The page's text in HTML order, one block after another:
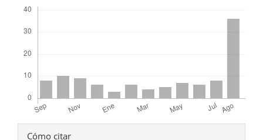
Detalles
Cómo citar